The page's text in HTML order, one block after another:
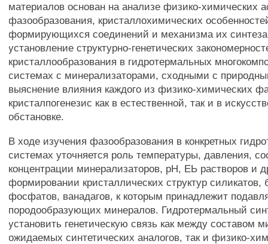
материалов основан на анализе физико-химических
фазообразования, кристаллохимических
формирующихся соединений и механизма их
установление структурно-генетических
кристаллообразования в гидротермальных
системах с минерализаторами, сходными с
выяснение влияния каждого из физико-химических
кристалпогенезис как в естественной, так и в
обстановке.
В ходе изучения фазообразования в конкретных
системах уточняется роль температуры, давления,
концентрации минерализаторов, рН, ЕЬ растворов и
формировании кристаллических структур силикатов,
фосфатов, ванадагов, к которым принадлежит
породообразующих минералов. Гидротермальный
установить генетическую связь как между составом
ожидаемых синтетических аналогов, так и физико-